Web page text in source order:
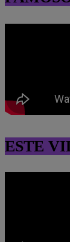
ESTE